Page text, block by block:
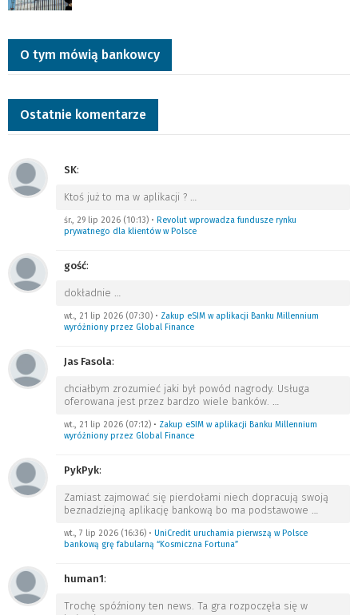
O tym mówią bankowcy
Ostatnie komentarze
SK:
Ktoś już to ma w aplikacji ? …
śr., 29 lip 2026 (10:13) • Revolut wprowadza fundusze rynku
prywatnego dla klientów w Polsce
gość:
dokładnie …
wt., 21 lip 2026 (07:30) • Zakup eSIM w aplikacji Banku Millennium
wyróżniony przez Global Finance
Jas Fasola:
chciałbym zrozumieć jaki był powód nagrody. Usługa
oferowana jest przez bardzo wiele banków. …
wt., 21 lip 2026 (07:12) • Zakup eSIM w aplikacji Banku Millennium
wyróżniony przez Global Finance
PykPyk:
Zamiast zajmować się pierdołami niech dopracują swoją
beznadziejną aplikację bankową bo ma podstawowe …
wt., 7 lip 2026 (16:36) • UniCredit uruchamia pierwszą w Polsce
bankową grę fabularną “Kosmiczna Fortuna”
human1:
Trochę spóźniony ten news. Ta gra rozpoczęła się w